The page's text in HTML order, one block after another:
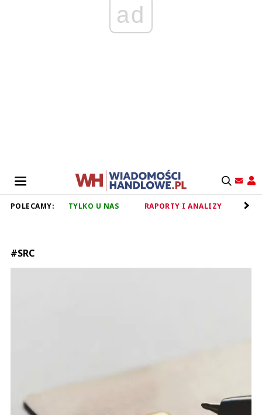
ad
POLECAMY: TYLKO U NAS RAPORTY I ANALIZY
#SRC